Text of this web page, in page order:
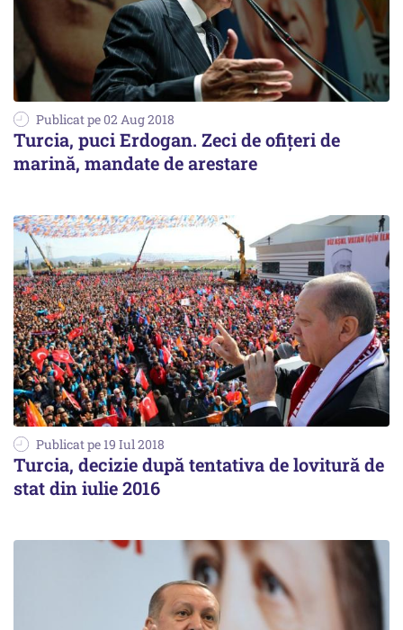
Publicat pe 02 Aug 2018
Turcia, puci Erdogan. Zeci de ofițeri de
marină, mandate de arestare
Publicat pe 19 Iul 2018
Turcia, decizie după tentativa de lovitură de
stat din iulie 2016